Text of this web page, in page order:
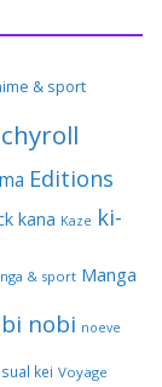
& sport
Editions
kana Kaze ki-
& sport Manga
nobi noeve
kei Voyage